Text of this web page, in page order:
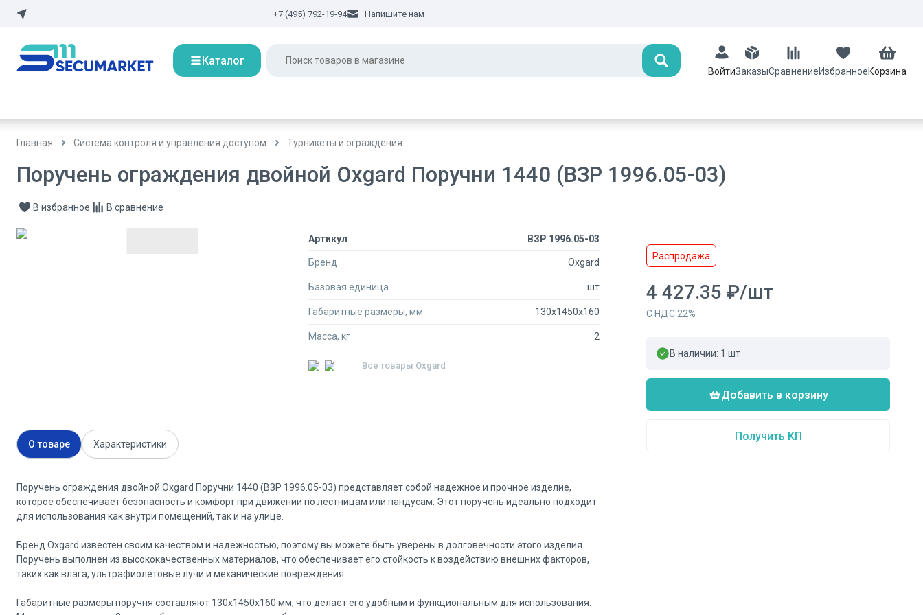
+7 (495) 792-19-94 Напишите нам
Каталог Поиск
ВойтиЗаказыСравнениеИзбранноеКорзина
Главная Система контроля и управления доступом Турникеты и ограждения
Поручень ограждения двойной Oxgard Поручни 1440 (ВЗР 1996.05-03)
В избранное В сравнение
Артикул ВЗР 1996.05-03
Бренд Oxgard
Базовая единица шт
Габаритные размеры, мм 130х1450х160
Масса, кг 2
Все товары Oxgard
О товаре Характеристики
Поручень ограждения двойной Oxgard Поручни 1440 (ВЗР 1996.05-03) представляет собой надежное и прочное изделие,
которое обеспечивает безопасность и комфорт при движении по лестницам или пандусам. Этот поручень идеально подходит
для использования как внутри помещений, так и на улице.
Бренд Oxgard известен своим качеством и надежностью, поэтому вы можете быть уверены в долговечности этого изделия.
Поручень выполнен из высококачественных материалов, что обеспечивает его стойкость к воздействию внешних факторов,
таких как влага, ультрафиолетовые лучи и механические повреждения.
Габаритные размеры поручня составляют 130х1450х160 мм, что делает его удобным и функциональным для использования.
Распродажа
4 427.35 ₽/шт
С НДС 22%
В наличии: 1 шт
Добавить в корзину
Получить КП